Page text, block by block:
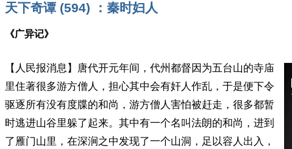
天下奇谭 (594) ：秦时妇人
《广异记》
【人民报消息】唐代开元年间，代州都督因为五台山的寺庙
里住著很多游方僧人，担心其中会有奸人作乱，于是便下令
驱逐所有没有度牒的和尚，游方僧人害怕被赶走，很多都暂
时逃进山谷里躲了起来。其中有一个名叫法朗的和尚，进到
了雁门山里，在深涧之中发现了一个山洞，足以容人出入，